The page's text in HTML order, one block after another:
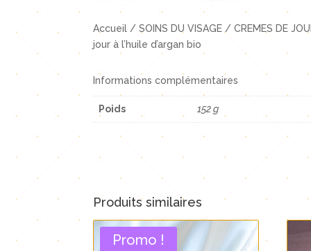
Accueil /SOINS DU VISAGE /CREMES DE
jour à l’huile d’argan bio
Informations complémentaires
Poids 152 g
Produits similaires
Promo !